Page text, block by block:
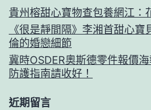
貴州榕甜心寶物查包養網江：
《很是靜間隔》李湘首甜心
倫的婚戀細節
冀時OSDER奧斯德零件報價
防護指南請收好！
近期留言